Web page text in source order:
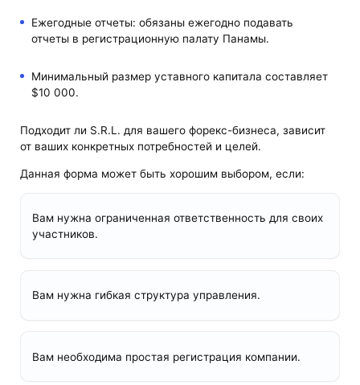
Ежегодные отчеты: обязаны ежегодно подавать
отчеты в регистрационную палату Панамы.
Минимальный размер уставного капитала составляет
$10 000.
Подходит ли S.R.L. для вашего форекс-бизнеса, зависит
от ваших конкретных потребностей и целей.
Данная форма может быть хорошим выбором, если:
Вам нужна ограниченная ответственность для своих
участников.
Вам нужна гибкая структура управления.
Вам необходима простая регистрация компании.